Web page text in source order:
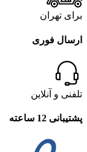
برای تهران
ارسال فوری
تلفنی و آنلاین
پشتیبانی 12 ساعته